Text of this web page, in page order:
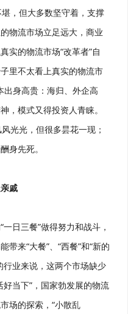
，但大多数坚守着，支撑
物流市场立足远大，商业
实的物流市场“改革者”自
里不太看上真实的物流市
出身高贵：海归、外企高
，模式又得投资人青睐。
光光，但很多昙花一现；
身先死。
戚
日三餐”做得努力和战斗，
来“大餐”、“西餐”和“新的
行业来说，这两个市场缺少
当下”，国家勃发展的物流
场的探索，“小散乱